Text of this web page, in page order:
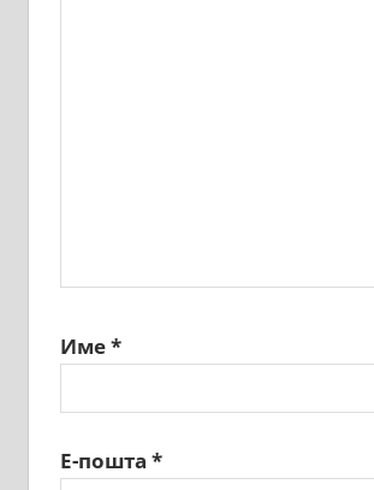
Име*
Е-пошта *